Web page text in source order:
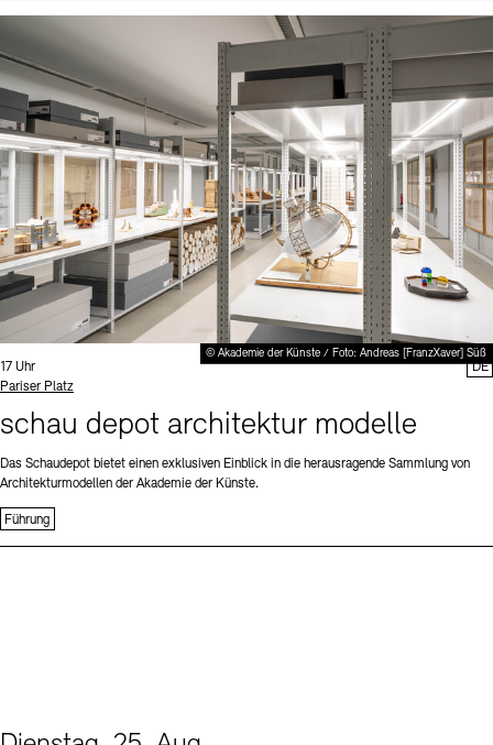
© Akademie der Künste / Foto: Andreas [FranzXaver] Süß
Uhrzeit:
17 Uhr
Standort
Pariser Platz
schau depot architektur modelle
Das Schaudepot bietet einen exklusiven Einblick in die herausragende Sammlung von
Architekturmodellen der Akademie der Künste.
Führung
DE